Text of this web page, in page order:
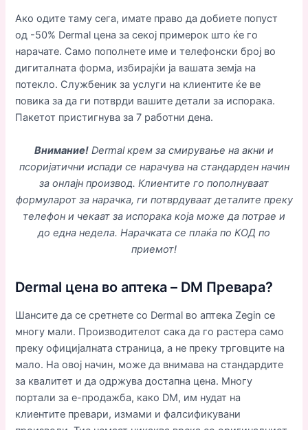
Ако одите таму сега, имате право да добиете попуст
од -50% Dermal цена за секој примерок што ќе го
нарачате. Само пополнете име и телефонски број во
дигиталната форма, избирајќи ја вашата земја на
потекло. Службеник за услуги на клиентите ќе ве
повика за да ги потврди вашите детали за испорака.
Пакетот пристигнува за 7 работни дена.
Внимание! Dermal крем за смирување на акни и
псоријатични испади се нарачува на стандарден начин
за онлајн производ. Клиентите го пополнуваат
формуларот за нарачка, ги потврдуваат деталите преку
телефон и чекаат за испорака која може да потрае и
до една недела. Нарачката се плаќа по КОД по
приемот!
Dermal цена во аптека – DM Превара?
Шансите да се сретнете со Dermal во аптека Zegin се
многу мали. Производителот сака да го растера само
преку официјалната страница, а не преку трговците на
мало. На овој начин, може да внимава на стандардите
за квалитет и да одржува достапна цена. Многу
портали за е-продажба, како DM, им нудат на
клиентите превари, измами и фалсификувани